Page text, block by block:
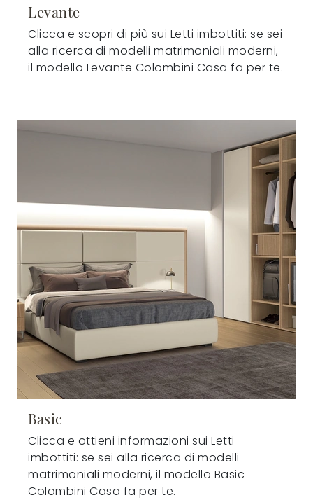
Levante
Clicca e scopri di più sui Letti imbottiti: se sei
alla ricerca di modelli matrimoniali moderni,
il modello Levante Colombini Casa fa per te.
Basic
Clicca e ottieni informazioni sui Letti
imbottiti: se sei alla ricerca di modelli
matrimoniali moderni, il modello Basic
Colombini Casa fa per te.